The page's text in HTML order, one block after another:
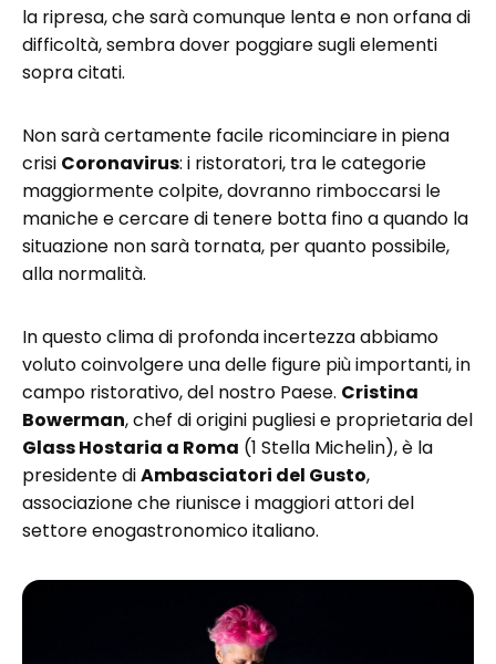
la ripresa, che sarà comunque lenta e non orfana di
difficoltà, sembra dover poggiare sugli elementi
sopra citati.
Non sarà certamente facile ricominciare in piena
crisi Coronavirus: i ristoratori, tra le categorie
maggiormente colpite, dovranno rimboccarsi le
maniche e cercare di tenere botta fino a quando la
situazione non sarà tornata, per quanto possibile,
alla normalità.
In questo clima di profonda incertezza abbiamo
voluto coinvolgere una delle figure più importanti, in
campo ristorativo, del nostro Paese. Cristina
Bowerman, chef di origini pugliesi e proprietaria del
Glass Hostaria a Roma (1 Stella Michelin), è la
presidente diAmbasciatori del Gusto,
associazione che riunisce i maggiori attori del
settore enogastronomico italiano.